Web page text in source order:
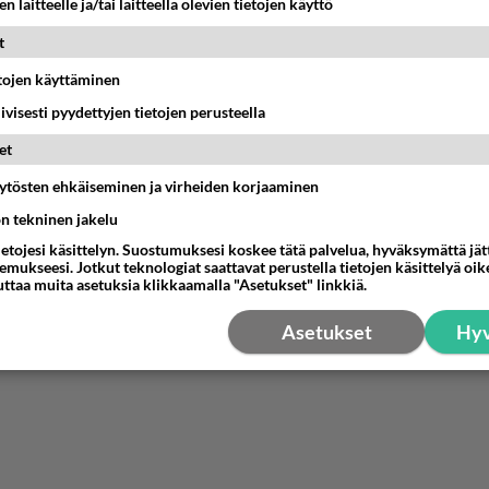
totta. Ikävä kyllä tämä sivari aikoo viedä mahdolisimman
laitteelle ja/tai laitteella olevien tietojen käyttö
käyttäminen
pyydettyjen tietojen perusteella
ehkäiseminen ja virheiden korjaaminen
tekninen jakelu
käsittelyn. Suostumuksesi koskee tätä palvelua, hyväksymättä
Jotkut teknologiat saattavat perustella tietojen käsittelyä
muita asetuksia klikkaamalla "Asetukset" linkkiä.
Asetukset